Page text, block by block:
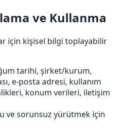
ve Kullanma
için kişisel bilgi toplayabilir
tarihi, şirket/kurum,
e-posta adresi, kullanım
konum verileri, iletişim
ve sorunsuz yürütmek için